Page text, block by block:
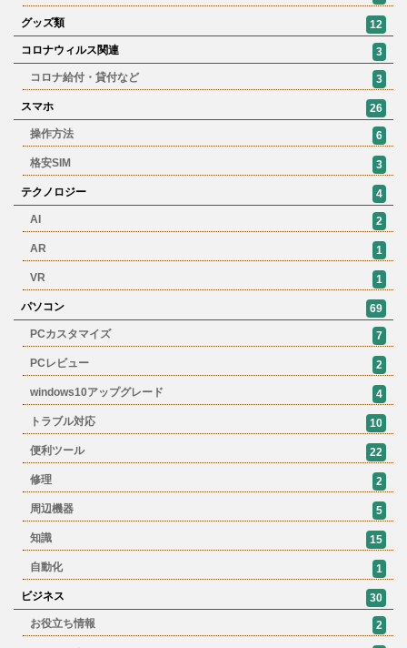
グッズ類
12
コロナウィルス関連
3
コロナ給付・貸付など
3
スマホ
26
操作方法
6
格安SIM 3
テクノロジー
4
AI
2
AR 1
VR 1
パソコン
69
PCカスタマイズ
7
PCレビュー 2
windows10アップグレード 4
トラブル対応 10
便利ツール 22
修理 2
周辺機器 5
知識 15
自動化 1
ビジネス
30
お役立ち情報
2